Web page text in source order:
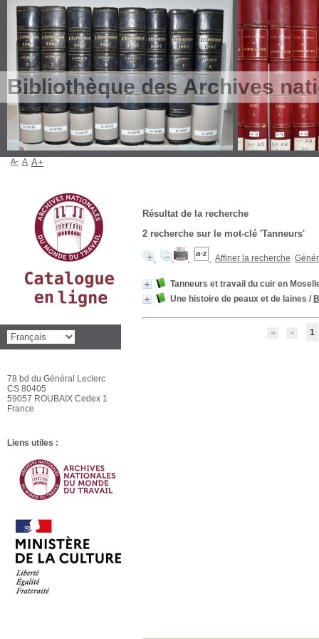
Bibliothèque des Archives
Résultat de la recherche
2 recherche sur le mot-clé 'Tanneurs'
Affiner la recherche
Tanneurs et travail du cuir en
Une histoire de peaux et de laines /
1
A- A A+
78 bd du Général Leclerc
CS 80405
59057 ROUBAIX Cedex 1
France
Liens utiles :